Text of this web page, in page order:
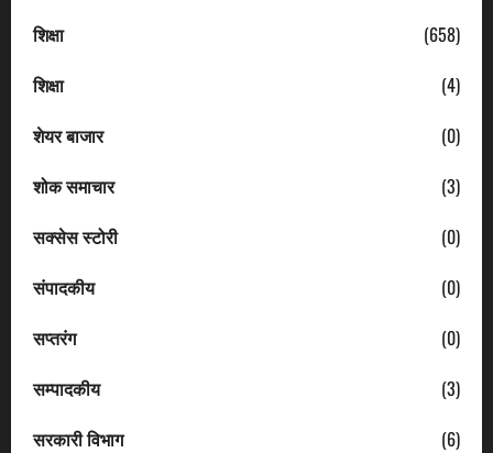
शिक्षा
(658)
शिक्षा
(4)
शेयर बाजार
(0)
शोक समाचार
(3)
सक्सेस स्टोरी
(0)
संपादकीय
(0)
सप्तरंग
(0)
सम्पादकीय
(3)
सरकारी विभाग
(6)